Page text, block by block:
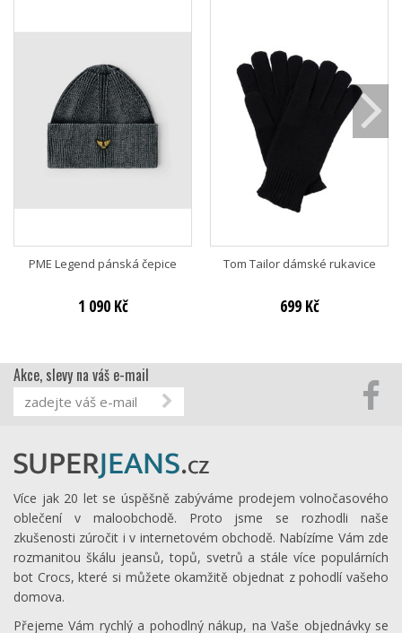
PME Legend pánská čepice
1 090 Kč
Tom Tailor dámské rukavice
699 Kč
Akce, slevy na váš e-mail
Více jak 20 let se úspěšně zabýváme prodejem volnočasového
oblečení v maloobchodě. Proto jsme se rozhodli naše
zkušenosti zúročit i v internetovém obchodě. Nabízíme Vám zde
rozmanitou škálu jeansů, topů, svetrů a stále více populárních
bot Crocs, které si můžete okamžitě objednat z pohodlí vašeho
domova.
Přejeme Vám rychlý a pohodlný nákup, na Vaše objednávky se